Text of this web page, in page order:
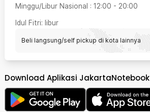
Minggu/Libur Nasional : 12:00 - 20:00
Idul Fitri: libur
Beli langsung/self pickup di kota lainnya
Download Aplikasi JakartaNotebook